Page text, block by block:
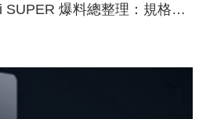
SUPER 爆料總整理：規格、
市時間